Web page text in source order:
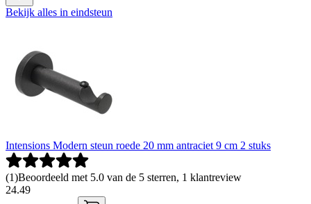
Bekijk alles in eindsteun
Intensions Modern steun roede 20 mm antraciet 9 cm 2 stuks
(1)Beoordeeld met 5.0 van de 5 sterren, 1 klantreview
24.49